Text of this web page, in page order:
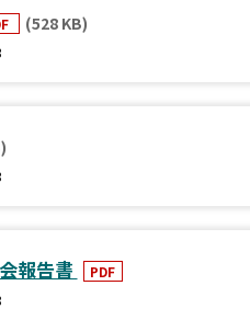
(528 KB)
報告書
PDF